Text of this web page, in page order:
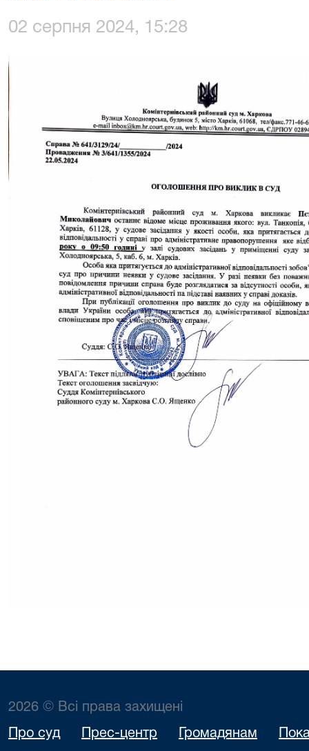
02 серпня 2024, 15:28
2026 © Всі права захищені
Про суд Прес-центр Громадянам